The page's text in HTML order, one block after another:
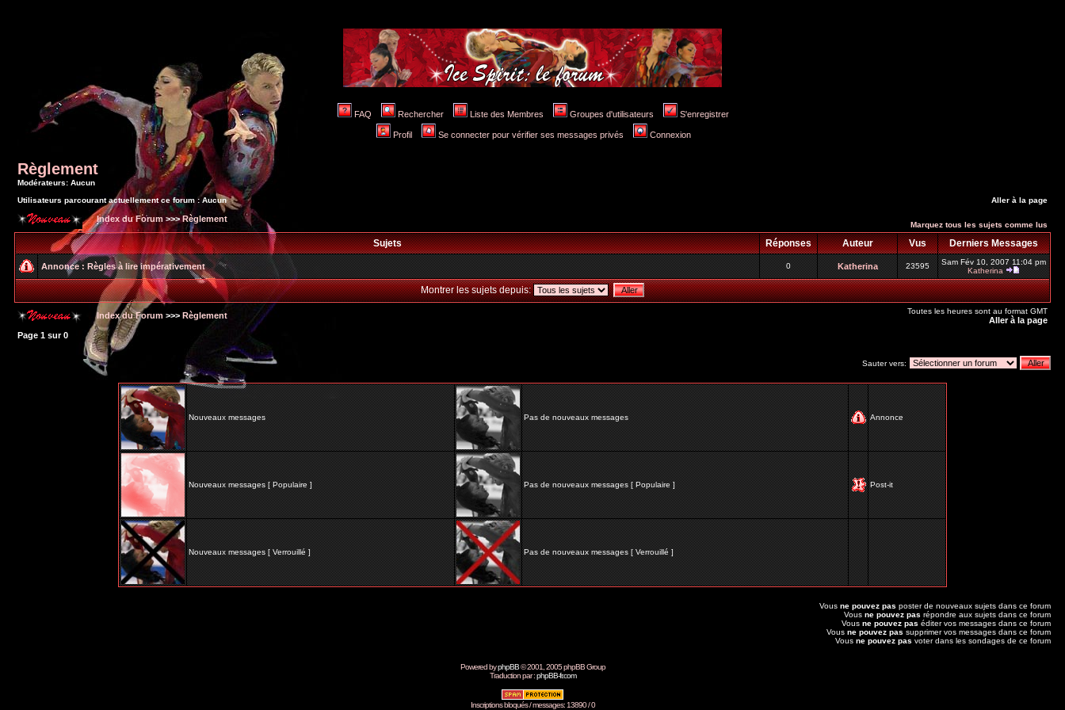
FAQ Rechercher Liste des Membres Groupes d'utilisateurs S'enregistrer
Profil Se connecter pour vérifier ses messages privés Connexion
Règlement
Modérateurs: Aucun
Utilisateurs parcourant actuellement ce forum : Aucun
Aller à la page
Index du Forum >>>Règlement
Marquez tous les sujets comme lus
Sujets Réponses Auteur Vus Derniers Messages
Annonce : Règles à lire impérativement 0 Katherina 23595
Sam Fév 10, 2007 11:04 pm
Katherina
Montrer les sujets depuis:
Index du Forum >>> Règlement Toutes les heures sont au format GMT
Aller à la page
Page 1 sur0
Sauter vers:
Nouveaux messages Pas de nouveaux messages Annonce
Nouveaux messages [ Populaire ] Pas de nouveaux messages [ Populaire ] Post-it
Nouveaux messages [ Verrouillé ] Pas de nouveaux messages [ Verrouillé ]
Vous ne pouvez pas poster de nouveaux sujets dans ce forum
Vous ne pouvez pas répondre aux sujets dans ce forum
Vous ne pouvez pas éditer vos messages dans ce forum
Vous ne pouvez pas supprimer vos messages dans ce forum
Vous ne pouvez pas voter dans les sondages de ce forum
Powered byphpBB© 2001, 2005 phpBB Group
Traduction par :phpBB-fr.com
Inscriptions bloqués / messages: 13890 / 0